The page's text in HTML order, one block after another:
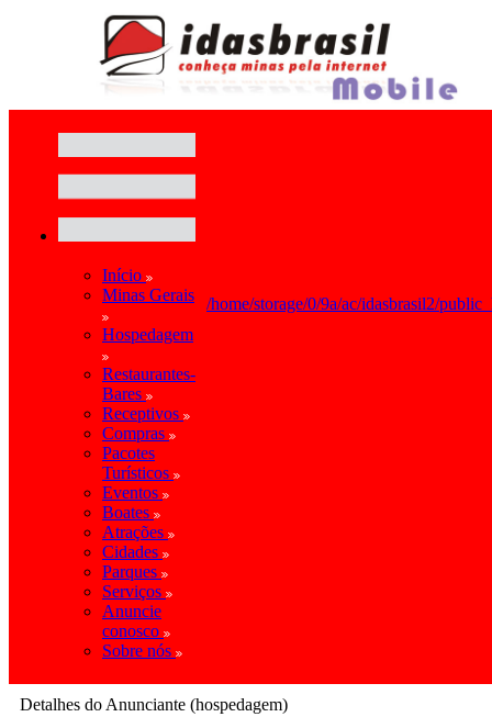
Início
Minas Gerais
Hospedagem
Restaurantes-
Bares
Receptivos
Compras
Pacotes
Turísticos
Eventos
Boates
Atrações
Cidades
Parques
Serviços
Anuncie
conosco
Sobre nós
/home/storage/0/9a/ac/idasbrasil2/
Detalhes do Anunciante (hospedagem)